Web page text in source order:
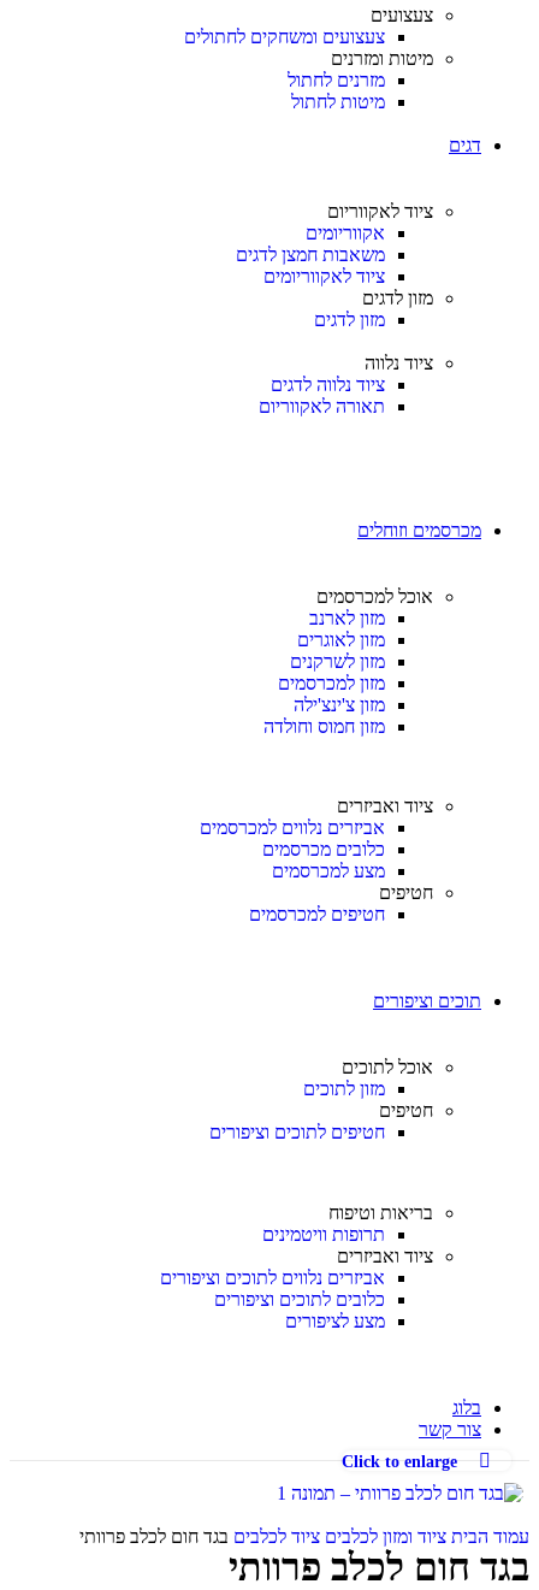
צעצועים
צעצועים ומשחקים לחתולים
מיטות ומזרנים
מזרנים לחתול
מיטות לחתול
דגים
ציוד לאקווריום
אקווריומים
משאבות חמצן לדגים
ציוד לאקווריומים
מזון לדגים
מזון לדגים
ציוד נלווה
ציוד נלווה לדגים
תאורה לאקווריום
מכרסמים וזוחלים
אוכל למכרסמים
מזון לארנב
מזון לאוגרים
מזון לשרקנים
מזון למכרסמים
מזון צ'ינצ'ילה
מזון חמוס וחולדה
ציוד ואביזרים
אביזרים נלווים למכרסמים
כלובים מכרסמים
מצע למכרסמים
חטיפים
חטיפים למכרסמים
תוכים וציפורים
אוכל לתוכים
מזון לתוכים
חטיפים
חטיפים לתוכים וציפורים
בריאות וטיפוח
תרופות וויטמינים
ציוד ואביזרים
אביזרים נלווים לתוכים וציפורים
כלובים לתוכים וציפורים
מצע לציפורים
בלוג
צור קשר
Click to enlarge
עמוד הבית ציוד ומזון לכלבים ציוד לכלבים בגד חום לכלב פרוותי
בגד חום לכלב פרוותי